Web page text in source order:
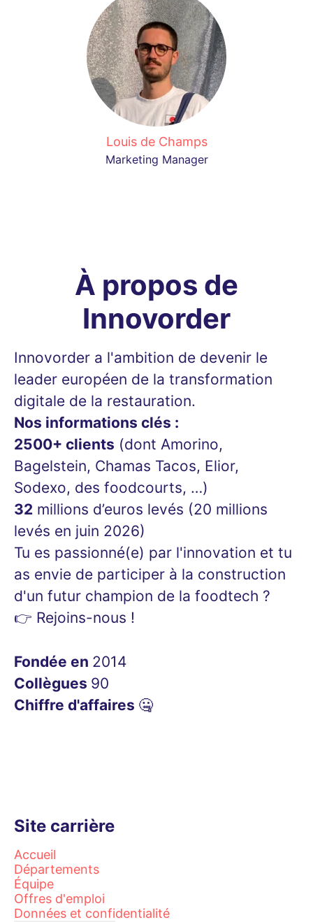
Louis de Champs
Marketing Manager
À propos de
Innovorder
Innovorder a l'ambition de devenir le
leader européen de la transformation
digitale de la restauration.
Nos informations clés :
2500+ clients (dont Amorino,
Bagelstein, Chamas Tacos, Elior,
Sodexo, des foodcourts, …)
32 millions d’euros levés (20 millions
levés en juin 2026)
Tu es passionné(e) par l'innovation et tu
as envie de participer à la construction
d'un futur champion de la foodtech ?
👉 Rejoins-nous !
Fondée en 2014
Collègues 90
Chiffre d'affaires 🤐
Site carrière
Accueil
Départements
Équipe
Offres d'emploi
Données et confidentialité